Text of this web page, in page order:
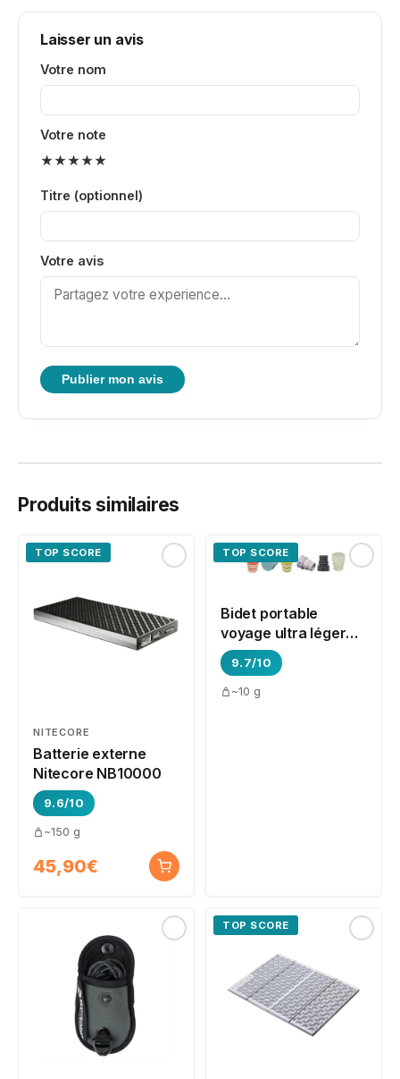
Laisser un avis
Votre nom
Votre note
★★★★★
Titre (optionnel)
Votre avis
Publier mon avis
Produits similaires
TOP SCORE
NITECORE
Batterie externe
Nitecore NB10000
9.6/10
~150 g
45,90€
TOP SCORE
Bidet portable
voyage ultra léger
CuloClean
9.7/10
~10 g
TOP SCORE